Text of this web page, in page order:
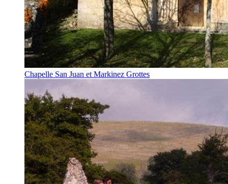
Chapelle San Juan et Markinez Grottes